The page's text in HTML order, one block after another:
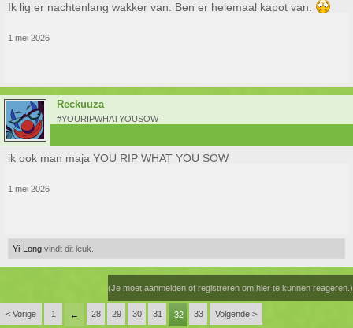
Ik lig er nachtenlang wakker van. Ben er helemaal kapot van.
1 mei 2026
Reckuuza
#YOURIPWHATYOUSOW
ik ook man maja YOU RIP WHAT YOU SOW
1 mei 2026
Yi-Long vindt dit leuk.
(Je moet aanmelden of registreren om hier te kunnen reageren.)
< Vorige 1 ← 28 29 30 31 32 33 Volgende >